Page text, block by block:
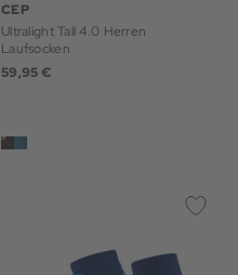
CEP
Ultralight Tall 4.0 Herren
Laufsocken
59,95 €